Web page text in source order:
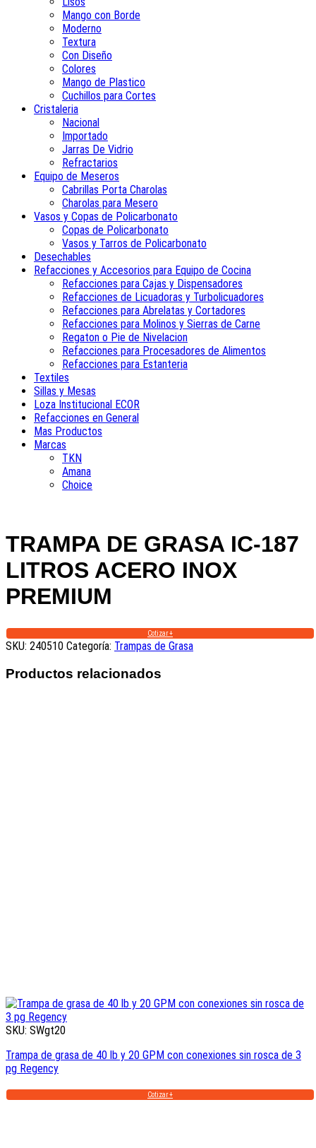
Mango con Borde
Moderno
Textura
Con Diseño
Colores
Mango de Plastico
Cuchillos para Cortes
Cristaleria
Nacional
Importado
Jarras De Vidrio
Refractarios
Equipo de Meseros
Cabrillas Porta Charolas
Charolas para Mesero
Vasos y Copas de Policarbonato
Copas de Policarbonato
Vasos y Tarros de Policarbonato
Desechables
Refacciones y Accesorios para Equipo de Cocina
Refacciones para Cajas y Dispensadores
Refacciones de Licuadoras y Turbolicuadores
Refacciones para Abrelatas y Cortadores
Refacciones para Molinos y Sierras de Carne
Regaton o Pie de Nivelacion
Refacciones para Procesadores de Alimentos
Refacciones para Estanteria
Textiles
Sillas y Mesas
Loza Institucional ECOR
Refacciones en General
Mas Productos
Marcas
TKN
Amana
Choice
TRAMPA DE GRASA IC-187
LITROS ACERO INOX
PREMIUM
Cotizar +
SKU: 240510 Categoría: Trampas de Grasa
Productos relacionados
SKU: SWgt20
Trampa de grasa de 40 lb y 20 GPM con conexiones sin rosca de 3
pg Regency
Cotizar +